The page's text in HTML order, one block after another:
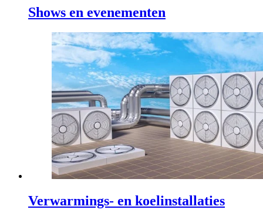
Shows en evenementen
Verwarmings- en koelinstallaties